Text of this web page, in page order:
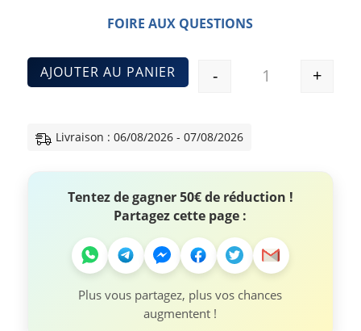
FOIRE AUX QUESTIONS
Quantité
- +
AJOUTER AU PANIER
Livraison : 06/08/2026 - 07/08/2026
Tentez de gagner 50€ de réduction !
Partagez cette page :
Plus vous partagez, plus vos chances
augmentent !